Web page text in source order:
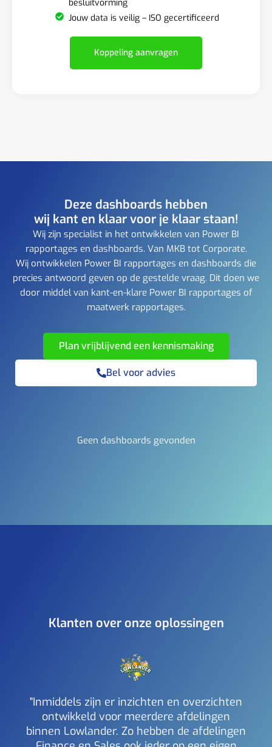
besluitvorming
Jouw data is veilig – ISO gecertificeerd
Koppeling aanvragen
Deze dashboards hebben
wij kant en klaar voor je klaar staan!
Wij zijn specialist in het ontwikkelen van Power BI
rapportages en dashboards. Van MKB tot Corporate.
Wij ontwikkelen Power BI rapportages en dashboards die
precies antwoord geven op de gestelde vraag. Dit doen we
door middel van kant-en-klare Power BI rapportages of
maatwerk rapportages.
Plan vrijblijvend een kennismaking
Bel voor advies
Geen dashboards gevonden
Klanten over onze oplossingen
"Inmiddels zijn er inzichten en overzichten
ontwikkeld voor meerdere afdelingen
binnen Lowlander. Zo hebben de afdelingen